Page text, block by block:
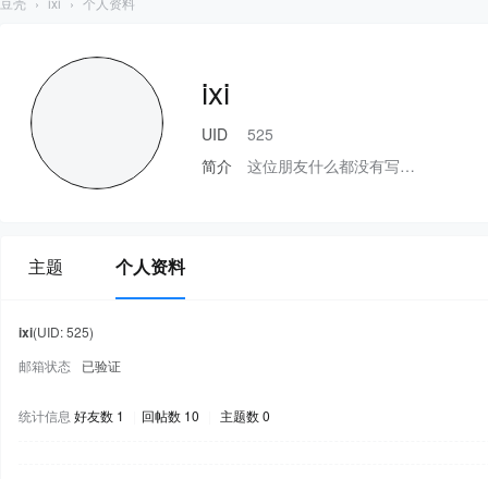
ixi
UID
525
简介
这位朋友什么都没有写…
主题 个人资料
ixi(UID: 525)
邮箱状态
已验证
统计信息 好友数 1 回帖数 10 主题数 0